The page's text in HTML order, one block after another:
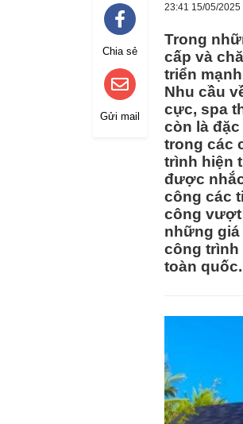
Chia sẻ
Gửi mail
23:41 15/05/2025
Trong
cấp và
triển
Nhu cầu
cực, spa
còn là
trong các
trình hiện
được
công các
công vượt
những giá
công
toàn quốc.